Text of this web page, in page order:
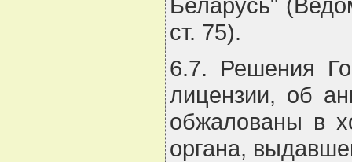
ст. 75).
6.7. Решения
лицензии, об
обжалованы в
органа,